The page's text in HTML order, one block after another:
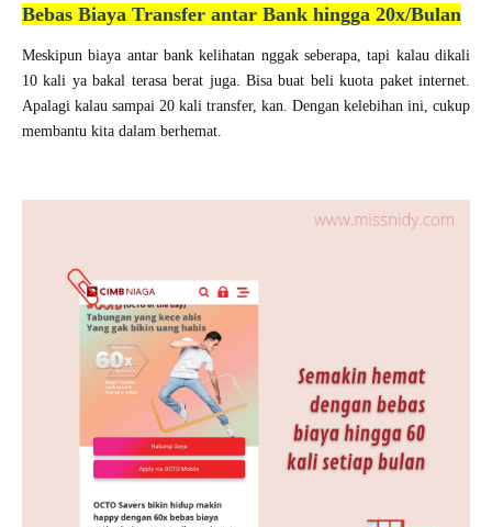
Bebas Biaya Transfer antar Bank hingga 20x/Bulan
Meskipun biaya antar bank kelihatan nggak seberapa, tapi kalau dikali
10 kali ya bakal terasa berat juga. Bisa buat beli kuota paket internet.
Apalagi kalau sampai 20 kali transfer, kan. Dengan kelebihan ini, cukup
membantu kita dalam berhemat.